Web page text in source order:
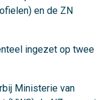
en de ZN
ingezet op twee
Ministerie van